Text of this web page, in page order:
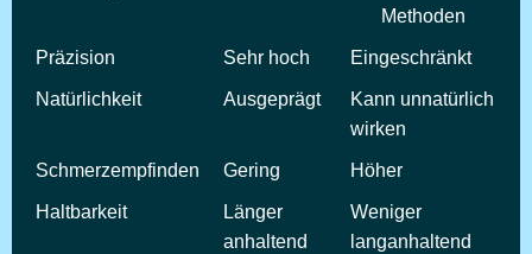
Methoden
Präzision Sehr hoch Eingeschränkt
Natürlichkeit Ausgeprägt
Kann unnatürlich
wirken
Schmerzempfinden Gering Höher
Haltbarkeit
Länger
anhaltend
Weniger
langanhaltend